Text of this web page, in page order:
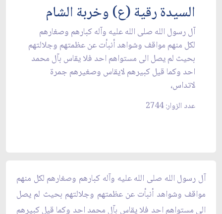
السيدة رقية (ع) وخربة الشام
آل رسول الله صلى الله عليه وآله كبارهم وصغارهم
لكل منهم مواقف وشواهد أنبأت عن عظمتهم وجلالتهم
بحيث لم يصل الى مستواهم احد فلا يقاس بآل محمد
احد وكما قيل كبيرهم لايقاس وصغيرهم جمرة
لاتداس،
عدد الزوار: 2744
آل رسول الله صلى الله عليه وآله كبارهم وصغارهم لكل منهم
مواقف وشواهد أنبأت عن عظمتهم وجلالتهم بحيث لم يصل
الى مستواهم احد فلا يقاس بآل محمد احد وكما قيل كبيرهم